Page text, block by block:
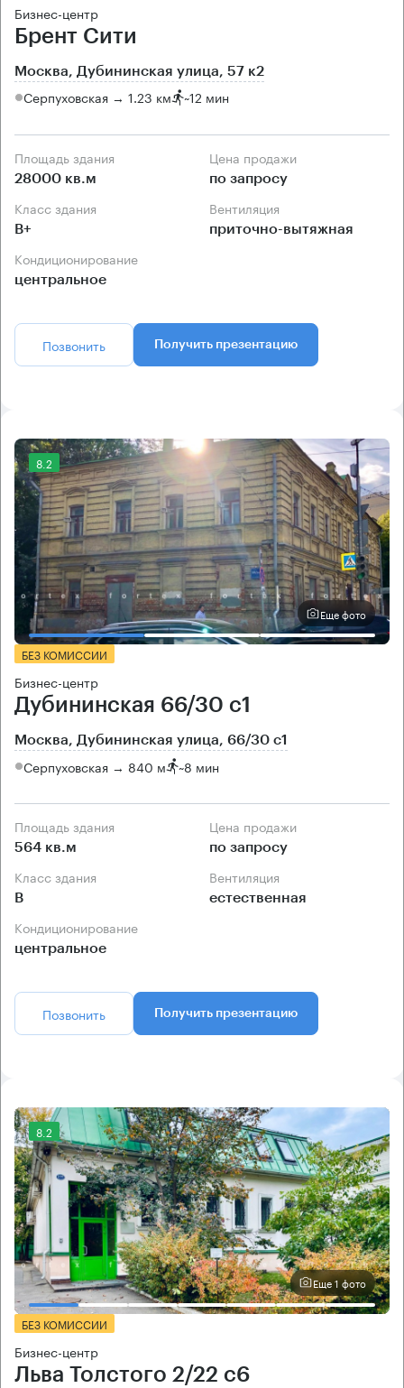
Бизнес-центр
Брент Сити
Москва, Дубининская улица, 57 к2
Серпуховская → 1.23 км ~12 мин
Площадь здания
28000 кв.м
Цена продажи
по запросу
Класс здания
B+
Вентиляция
приточно-вытяжная
Кондиционирование
центральное
Позвонить Получить презентацию
8.2
Еще фото
БЕЗ КОМИССИИ
Бизнес-центр
Дубининская 66/30 с1
Москва, Дубининская улица, 66/30 с1
Серпуховская → 840 м ~8 мин
Площадь здания
564 кв.м
Цена продажи
по запросу
Класс здания
B
Вентиляция
естественная
Кондиционирование
центральное
Позвонить Получить презентацию
8.2
Еще 1 фото
БЕЗ КОМИССИИ
Бизнес-центр
Льва Толстого 2/22 с6